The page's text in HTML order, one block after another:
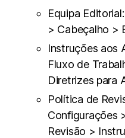
Equipa
> Cabeçalho >
Instruções aos
Fluxo de
Diretrizes para
Política de
Configurações
Revisão >